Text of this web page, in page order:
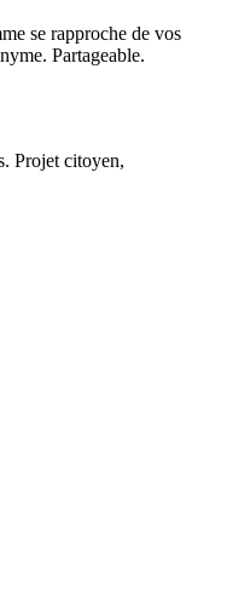
se rapproche de vos
Partageable.
Projet citoyen,